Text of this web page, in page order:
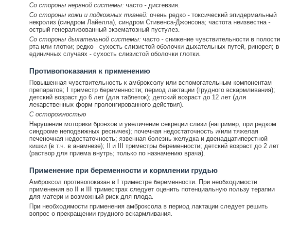
Со стороны нервной системы: часто - дисгевзия.
Со стороны кожи и подкожных тканей: очень редко - токсический эпидермальный
некролиз (синдром Лайелла), синдром Стивенса-Джонсона; частота неизвестна -
острый генерализованный экзематозный пустулез.
Со стороны дыхательной системы: часто - снижение чувствительности в полости
рта или глотки; редко - сухость слизистой оболочки дыхательных путей, ринорея; в
единичных случаях - сухость слизистой оболочки глотки.
Противопоказания к применению
Повышенная чувствительность к амброксолу или вспомогательным компонентам
препаратов; I триместр беременности; период лактации (грудного вскармливания);
детский возраст до 6 лет (для таблеток); детский возраст до 12 лет (для
лекарственных форм пролонгированного действия).
С осторожностью
Нарушение моторики бронхов и увеличение секреции слизи (например, при редком
синдроме неподвижных ресничек); почечная недостаточность и/или тяжелая
печеночная недостаточность; язвенная болезнь желудка и двенадцатиперстной
кишки (в т.ч. в анамнезе); II и III триместры беременности; детский возраст до 2 лет
(раствор для приема внутрь; только по назначению врача).
Применение при беременности и кормлении грудью
Амброксол противопоказан в I триместре беременности. При необходимости
применения во II и III триместрах следует оценить потенциальную пользу терапии
для матери и возможный риск для плода.
При необходимости применения амброксола в период лактации следует решить
вопрос о прекращении грудного вскармливания.